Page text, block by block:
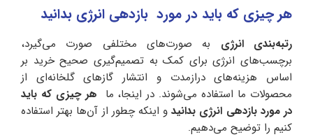
هر چیزی که باید در مورد بازدهی انرژی بدانید
رتبه‌بندی انرژی به صورت‌های مختلفی صورت می‌گیرد،
برچسب‌های انرژی برای کمک به تصمیم‌گیری صحیح خرید بر
اساس هزینه‌های درازمدت و انتشار گازهای گلخانه‌ای از
محصولات ما استفاده می‌شوند. در اینجا، ما هر چیزی که باید
در مورد بازدهی انرژی بدانیدو اینکه چطور از آن‌ها بهتر استفاده
کنیم را توضیح می‌دهیم.